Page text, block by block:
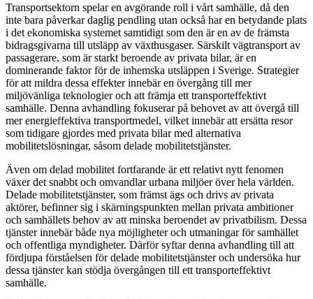
Transportsektorn spelar en avgörande roll i vårt samhälle, då den
inte bara påverkar daglig pendling utan också har en betydande plats
i det ekonomiska systemet samtidigt som den är en av de främsta
bidragsgivarna till utsläpp av växthusgaser. Särskilt vägtransport av
passagerare, som är starkt beroende av privata bilar, är en
dominerande faktor för de inhemska utsläppen i Sverige. Strategier
för att mildra dessa effekter innebär en övergång till mer
miljövänliga teknologier och att främja ett transporteffektivt
samhälle. Denna avhandling fokuserar på behovet av att övergå till
mer energieffektiva transportmedel, vilket innebär att ersätta resor
som tidigare gjordes med privata bilar med alternativa
mobilitetslösningar, såsom delade mobilitetstjänster.
Även om delad mobilitet fortfarande är ett relativt nytt fenomen
växer det snabbt och omvandlar urbana miljöer över hela världen.
Delade mobilitetstjänster, som främst ägs och drivs av privata
aktörer, befinner sig i skärningspunkten mellan privata ambitioner
och samhällets behov av att minska beroendet av privatbilism. Dessa
tjänster innebär både nya möjligheter och utmaningar för samhället
och offentliga myndigheter. Därför syftar denna avhandling till att
fördjupa förståelsen för delade mobilitetstjänster och undersöka hur
dessa tjänster kan stödja övergången till ett transporteffektivt
samhälle.